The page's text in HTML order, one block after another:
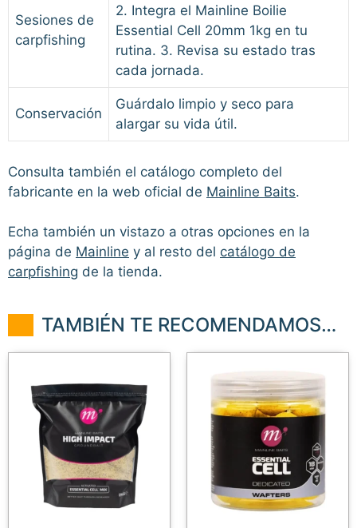
Sesiones de
carpfishing
2. Integra el Mainline Boilie
Essential Cell 20mm 1kg en tu
rutina. 3. Revisa su estado tras
cada jornada.
Conservación
Guárdalo limpio y seco para
alargar su vida útil.
Consulta también el catálogo completo del
fabricante en la web oficial de Mainline Baits.
Echa también un vistazo a otras opciones en la
página de Mainline y al resto del catálogo de
carpfishing de la tienda.
TAMBIÉN TE RECOMENDAMOS…